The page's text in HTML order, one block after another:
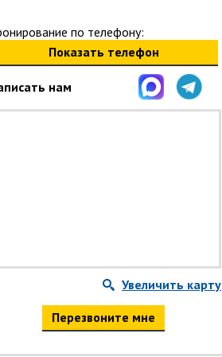
по телефону:
Показать телефон
нам
Увеличить карту
Перезвоните мне